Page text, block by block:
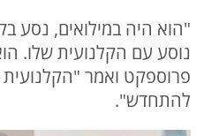
"הוא היה במילואים, נסע
נוסע עם הקלנועית שלו.
פרוספקט ואמר
להתחדש".